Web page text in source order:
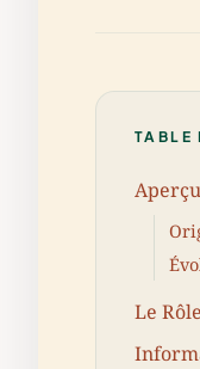
TABLE
Le